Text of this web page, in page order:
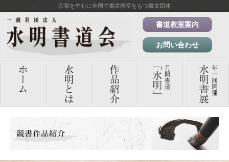
京都を中心に全国で書道教室をもつ書道団体
書道教室案内
お問い合わせ